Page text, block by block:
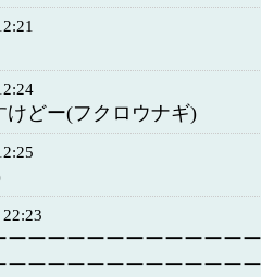
けどー(フクロウナギ)
ーーーーーーーーーーー
ーーーーーーーーーーー